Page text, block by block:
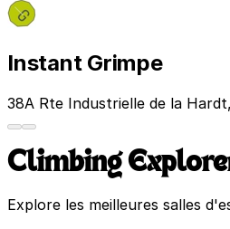
Instant Grimpe
38A Rte Industrielle de la
Climbing
Explore les meilleures salles